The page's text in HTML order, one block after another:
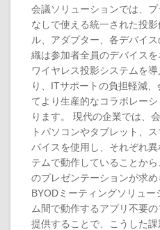
会議ソリューションでは、
なしで使える統一された投
ル、アダプター、各デバイ
織は参加者全員のデバイス
ワイヤレス投影システムを
り、ITサポートの負担軽減
てより生産的なコラボレー
ります。 現代の企業では、
トパソコンやタブレット、
バイスを使用し、それぞれ
テムで動作していることか
のプレゼンテーションが求
BYODミーティングソリュ
ム間で動作するアプリ不要
提供することで、こうした